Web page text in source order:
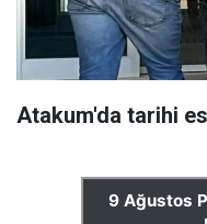
Atakum'da tarihi